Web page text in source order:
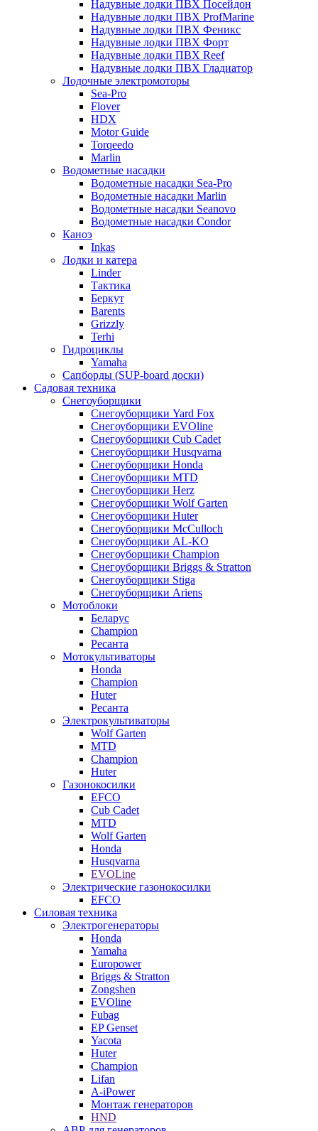
Надувные лодки ПВХ Посейдон
Надувные лодки ПВХ ProfMarine
Надувные лодки ПВХ Феникс
Надувные лодки ПВХ Форт
Надувные лодки ПВХ Reef
Надувные лодки ПВХ Гладиатор
Лодочные электромоторы
Sea-Pro
Flover
HDX
Motor Guide
Torqeedo
Marlin
Водометные насадки
Водометные насадки Sea-Pro
Водометные насадки Marlin
Водометные насадки Seanovo
Водометные насадки Condor
Каноэ
Inkas
Лодки и катера
Linder
Тактика
Беркут
Barents
Grizzly
Terhi
Гидроциклы
Yamaha
Сапборды (SUP-board доски)
Садовая техника
Снегоуборщики
Снегоуборщики Yard Fox
Снегоуборщики EVOline
Снегоуборщики Cub Cadet
Снегоуборщики Husqvarna
Снегоуборщики Honda
Снегоуборщики MTD
Снегоуборщики Herz
Снегоуборщики Wolf Garten
Снегоуборщики Huter
Снегоуборщики McCulloch
Снегоуборщики AL-KO
Снегоуборщики Champion
Снегоуборщики Briggs & Stratton
Снегоуборщики Stiga
Снегоуборщики Ariens
Мотоблоки
Беларус
Champion
Ресанта
Мотокультиваторы
Honda
Champion
Huter
Ресанта
Электрокультиваторы
Wolf Garten
MTD
Champion
Huter
Газонокосилки
EFCO
Cub Cadet
MTD
Wolf Garten
Honda
Husqvarna
EVOLine
Электрические газонокосилки
EFCO
Силовая техника
Электрогенераторы
Honda
Yamaha
Europower
Briggs & Stratton
Zongshen
EVOline
Fubag
EP Genset
Yacota
Huter
Champion
Lifan
A-iPower
Монтаж генераторов
HND